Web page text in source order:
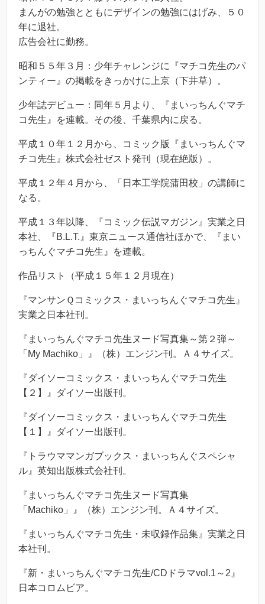
まんがの勉強とともにデザインの勉強にはげみ、５０
年に退社。
広告会社に勤務。
昭和５５年３月：少年チャレンジに『マチコ先生のパ
ンティー』の掲載をきっかけに上京（下井草）。
少年誌デビュー：同年５月より、『まいっちんぐマチ
コ先生』を連載。その後、千葉県内に戻る。
平成１０年１２月から、コミック版『まいっちんぐマ
チコ先生』株式会社ゼスト発刊（現在絶版）。
平成１２年４月から、「日本工学院蒲田校」の講師に
なる。
平成１３年以降、『コミック伝説マガジン』実業之日
本社、『B.L.T.』東京ニュース通信社ほかで、『まい
っちんぐマチコ先生』を連載。
作品リスト（平成１５年１２月現在）
『マンサンＱコミックス・まいっちんぐマチコ先生』
実業之日本社刊。
『まいっちんぐマチコ先生ヌード写真集～第２弾～
「My Machiko」』（株）エンジン刊。Ａ４サイズ。
『ダイソーコミックス・まいっちんぐマチコ先生
【２】』ダイソー出版刊。
『ダイソーコミックス・まいっちんぐマチコ先生
【１】』ダイソー出版刊。
『トラウママンガブックス・まいっちんぐスペシャ
ル』英知出版株式会社刊。
『まいっちんぐマチコ先生ヌード写真集
「Machiko」』（株）エンジン刊。Ａ４サイズ。
『まいっちんぐマチコ先生・未収録作品集』実業之日
本社刊。
『新・まいっちんぐマチコ先生/CDドラマvol.1～2』
日本コロムビア。